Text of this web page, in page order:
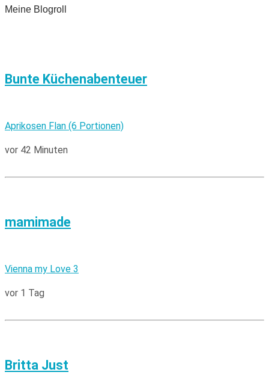
Meine Blogroll
Bunte Küchenabenteuer
Aprikosen Flan (6 Portionen)
vor 42 Minuten
mamimade
Vienna my Love 3
vor 1 Tag
Britta Just